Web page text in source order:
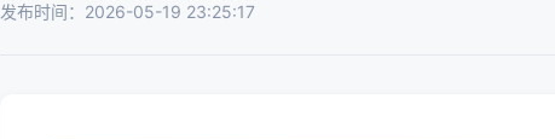
发布时间：2026-05-19 23:25:17